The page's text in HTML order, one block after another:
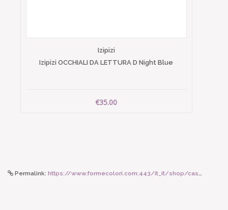
Izipizi
Izipizi OCCHIALI DA LETTURA D Night Blue
€35.00
Permalink: https://www.formecolori.com:443/it_it/shop/casa/coperte_e_plaid/vivaraise_plaid_tika_color_neige_240x260/6277